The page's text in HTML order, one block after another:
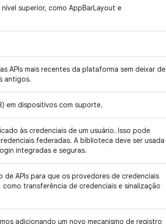
superior, como AppBarLayout e
APIs mais recentes da plataforma sem deixar de
antigos.
em dispositivos com suporte.
às credenciais de um usuário. Isso pode
federadas. A biblioteca deve ser usada
integradas e seguras.
APIs para que os provedores de credenciais
transferência de credenciais e sinalização
adicionando um novo mecanismo de registro